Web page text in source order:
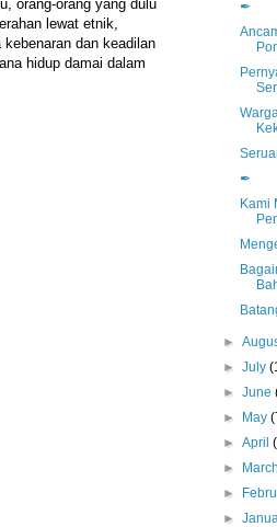
orang-orang yang dulu
lewat etnik,
dan keadilan
hidup damai dalam
✒
✒
Kami
►
►July
►June
►
May
►April
►
►
►